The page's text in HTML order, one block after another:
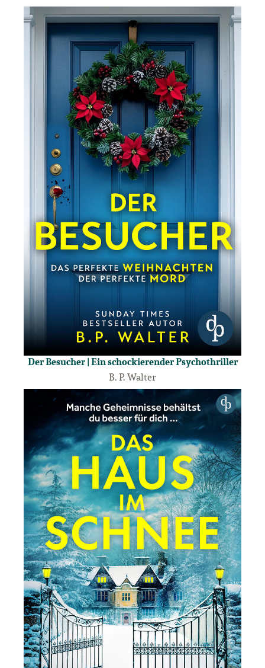
Der Besucher | Ein schockierender Psychothriller
B. P. Walter